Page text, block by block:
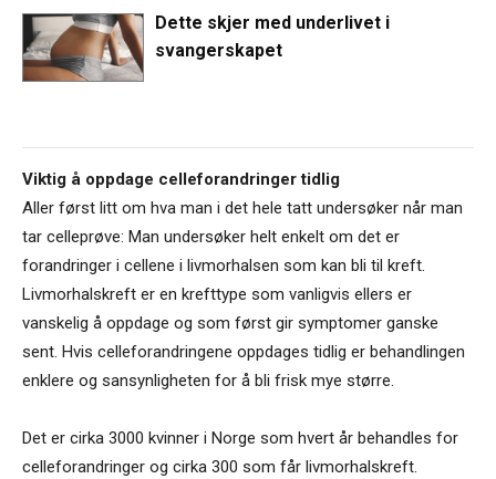
Dette skjer med underlivet i
svangerskapet
Viktig å oppdage celleforandringer tidlig
Aller først litt om hva man i det hele tatt undersøker når man
tar celleprøve: Man undersøker helt enkelt om det er
forandringer i cellene i livmorhalsen som kan bli til kreft.
Livmorhalskreft er en krefttype som vanligvis ellers er
vanskelig å oppdage og som først gir symptomer ganske
sent. Hvis celleforandringene oppdages tidlig er behandlingen
enklere og sansynligheten for å bli frisk mye større.
Det er cirka 3000 kvinner i Norge som hvert år behandles for
celleforandringer og cirka 300 som får livmorhalskreft.